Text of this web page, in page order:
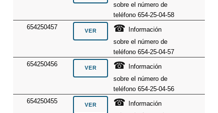
sobre el número de
teléfono 654-25-04-58
654250457
☎
Información
sobre el número de
teléfono 654-25-04-57
654250456
☎
Información
sobre el número de
teléfono 654-25-04-56
654250455
☎
Información